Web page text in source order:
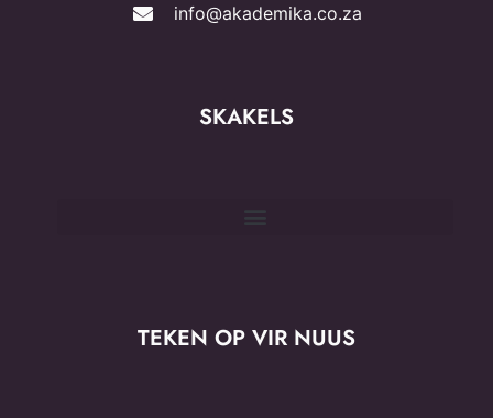
info@akademika.co.za
SKAKELS
TEKEN OP VIR NUUS